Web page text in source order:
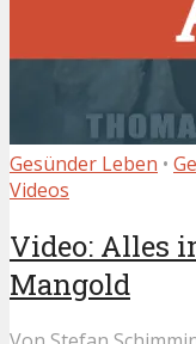
Gesünder Leben •
Videos
Video: Alles
Mangold